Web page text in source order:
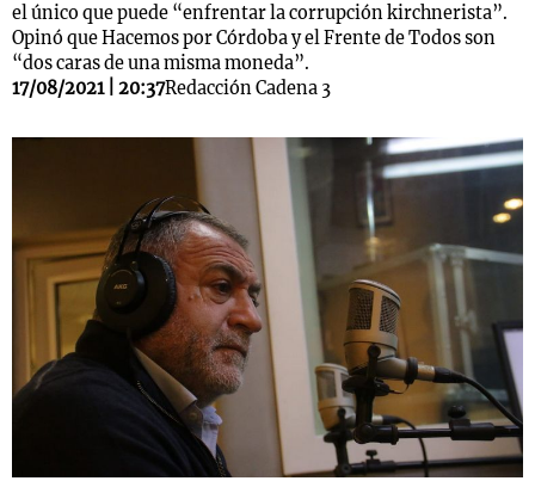
el único que puede “enfrentar la corrupción kirchnerista”.
Opinó que Hacemos por Córdoba y el Frente de Todos son
“dos caras de una misma moneda”.
17/08/2021 | 20:37Redacción Cadena 3
Notas
Notas